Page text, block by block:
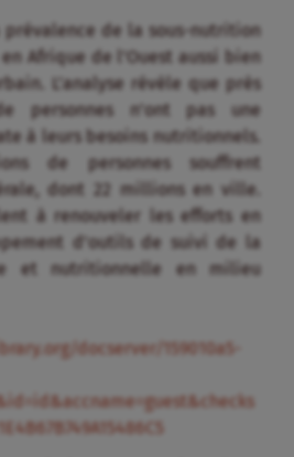
prévalence de la sous-nutrition
Afrique de l’Ouest aussi bien
L’analyse révèle que près
personnes n’ont pas une
à leurs besoins nutritionnels.
de personnes souffrent
dont 22 millions en ville.
à renouveler les efforts en
d’outils de suivi de la
et nutritionnelle en milieu
docserver/159010a5-